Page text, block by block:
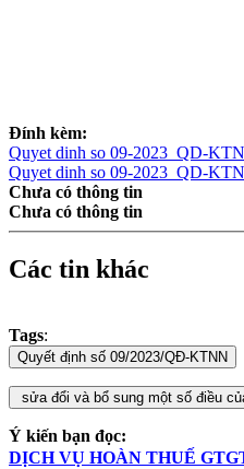
Đính kèm:
Quyet dinh so 09-2023_QD-
Quyet dinh so 09-2023_QD-
Chưa có thông tin
Chưa có thông tin
Các tin khác
Tags:
Ý kiến bạn đọc:
DỊCH VỤ HOÀN THUẾ